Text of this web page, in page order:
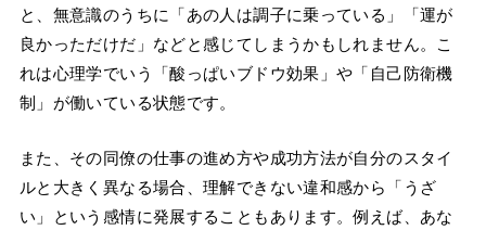
と、無意識のうちに「あの人は調子に乗っている」「運が
良かっただけだ」などと感じてしまうかもしれません。こ
れは心理学でいう「酸っぱいブドウ効果」や「自己防衛機
制」が働いている状態です。
また、その同僚の仕事の進め方や成功方法が自分のスタイ
ルと大きく異なる場合、理解できない違和感から「うざ
い」という感情に発展することもあります。例えば、あな